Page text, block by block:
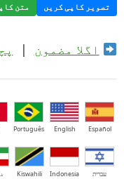
تصویر کاپی کریں متن
اگلا مضمون |
Español
English
Português
עברית Indonesia
Kiswahili